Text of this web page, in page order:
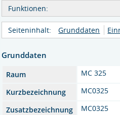
Funktionen:
Seiteninhalt: Grunddaten
Grunddaten
Raum
MC 325
Kurzbezeichnung
MC0325
Zusatzbezeichnung
MC0325